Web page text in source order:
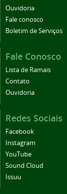
Ouvidoria
Fale conosco
Boletim de Serviços
Fale Conosco
Lista de Ramais
Contato
Ouvidoria
Redes Sociais
Facebook
Instagram
YouTube
Sound Cloud
Issuu